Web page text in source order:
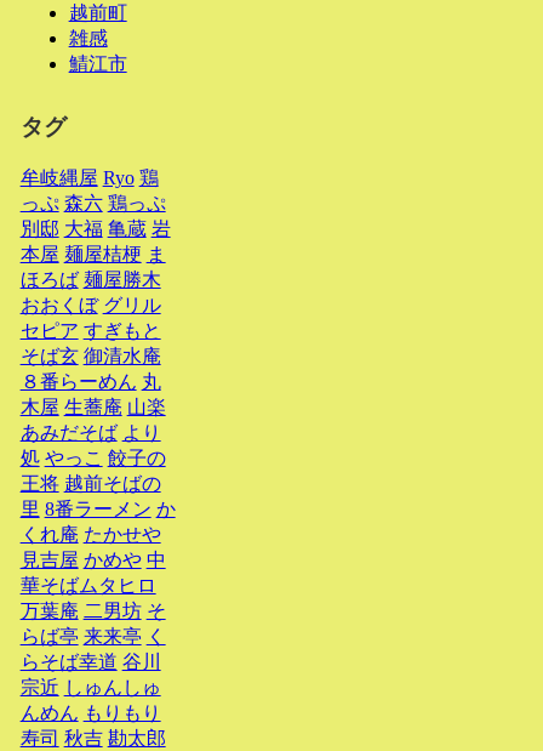
越前町
雑感
鯖江市
タグ
牟岐縄屋 Ryo 鶏
っぷ 森六 鶏っぷ
別邸 大福 亀蔵 岩
本屋 麺屋桔梗 ま
ほろば 麺屋勝木
おおくぼ グリル
セピア すぎもと
そば玄 御清水庵
８番らーめん 丸
木屋 生蕎庵 山楽
あみだそば より
処 やっこ 餃子の
王将 越前そばの
里 8番ラーメン か
くれ庵 たかせや
見吉屋 かめや 中
華そばムタヒロ
万葉庵 二男坊 そ
らば亭 来来亭 く
らそば幸道 谷川
宗近 しゅんしゅ
んめん もりもり
寿司 秋吉 勘太郎